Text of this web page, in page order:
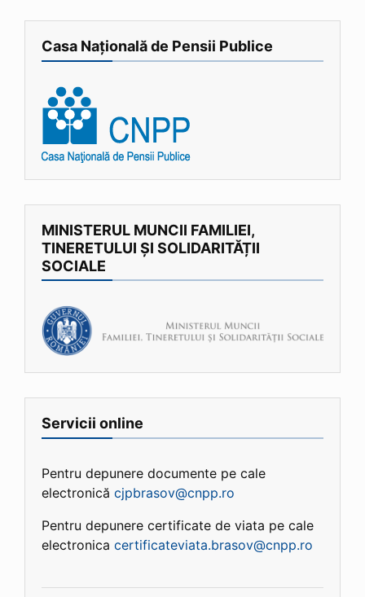
Casa Națională de Pensii Publice
MINISTERUL MUNCII FAMILIEI,
TINERETULUI ȘI SOLIDARITĂȚII
SOCIALE
Servicii online
Pentru depunere documente pe cale
electronică cjpbrasov@cnpp.ro
Pentru depunere certificate de viata pe cale
electronica certificateviata.brasov@cnpp.ro